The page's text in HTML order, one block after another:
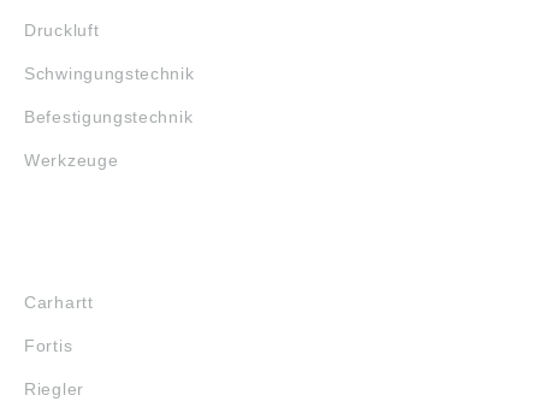
Druckluft
Schwingungstechnik
Befestigungstechnik
Werkzeuge
Carhartt
Fortis
Riegler